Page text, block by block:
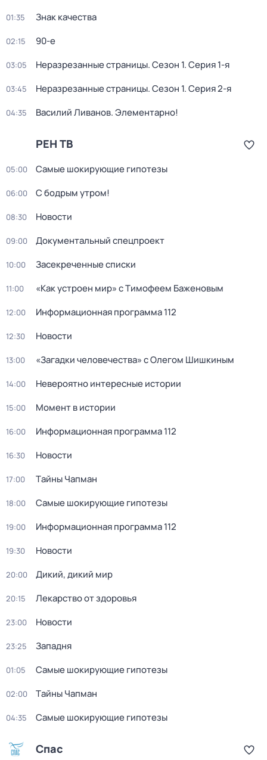
01:35 Знак качества
02:15 90-е
03:05 Неразрезанные страницы. Сезон 1. Серия 1-я
03:45 Неразрезанные страницы. Сезон 1. Серия 2-я
04:35 Василий Ливанов. Элементарно!
РЕН ТВ
05:00 Самые шoкиpующие гипотезы
06:00 С бодрым утром!
08:30 Новости
09:00 Документальный спецпроект
10:00 Заcекрeченные списки
11:00 «Как устроен мир» с Тимофеем Баженовым
12:00 Информационная программа 112
12:30 Новости
13:00 «Загадки человечества» с Олегом Шишкиным
14:00 Невероятно интересные истории
15:00 Момент в истории
16:00 Информационная программа 112
16:30 Новости
17:00 Тaйны Чапман
18:00 Самые шoкиpующие гипотезы
19:00 Информационная программа 112
19:30 Новости
20:00 Дикий, дикий мир
20:15 Лекарство от здоровья
23:00 Новости
23:25 Западня
01:05 Самые шoкиpующие гипотезы
02:00 Тaйны Чапман
04:35 Самые шoкиpующие гипотезы
Спас